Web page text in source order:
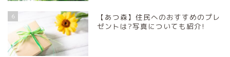
6
【あつ森】住民へのおすすめのプレ
ゼントは?写真についても紹介!